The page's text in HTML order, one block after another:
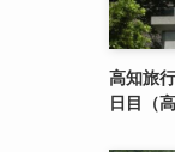
高知旅
日目（